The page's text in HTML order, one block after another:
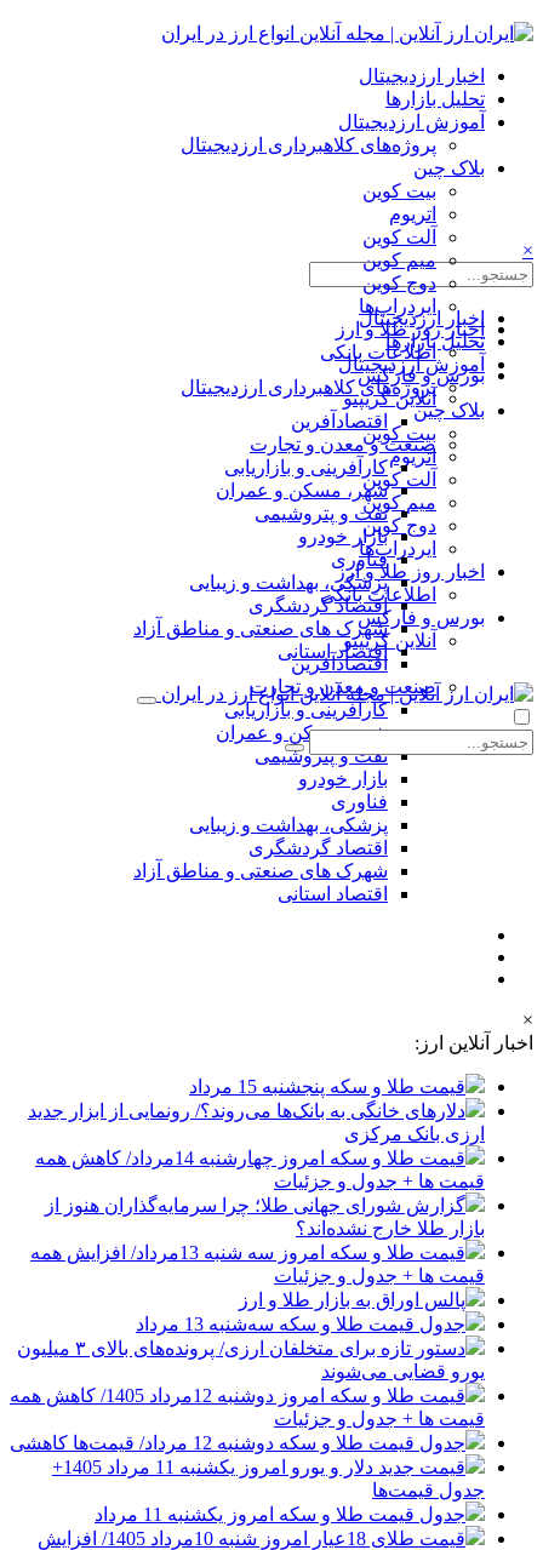
اخبار ارزدیجیتال
تحلیل بازارها
آموزش ارزدیجیتال
پروژه‌های کلاهبرداری ارزدیجیتال
بلاک چین
بیت کوین
اتریوم
آلت کوین
میم کوین‌
دوج کوین
ایردراپ‌ها
اخبار روز طلا و ارز
اطلاعات بانکی
بورس و فارکس
آنلاین کریپتو
اقتصادآفرین
صنعت و معدن و تجارت
کارآفرینی و بازاریابی
شهر، مسکن و عمران
نفت و پتروشیمی
بازار خودرو
فناوری
پزشکی، بهداشت و زیبایی
اقتصاد گردشگری
شهرک های صنعتی و مناطق آزاد
اقتصاد استانی
×
اخبار ارزدیجیتال
تحلیل بازارها
آموزش ارزدیجیتال
پروژه‌های کلاهبرداری ارزدیجیتال
بلاک چین
بیت کوین
اتریوم
آلت کوین
میم کوین‌
دوج کوین
ایردراپ‌ها
اخبار روز طلا و ارز
اطلاعات بانکی
بورس و فارکس
آنلاین کریپتو
اقتصادآفرین
صنعت و معدن و تجارت
کارآفرینی و بازاریابی
شهر، مسکن و عمران
نفت و پتروشیمی
بازار خودرو
فناوری
پزشکی، بهداشت و زیبایی
اقتصاد گردشگری
شهرک های صنعتی و مناطق آزاد
اقتصاد استانی
×
اخبار آنلاین ارز:
قیمت طلا و سکه پنجشنبه 15 مرداد
دلارهای خانگی به بانک‌ها می‌روند؟/ رونمایی از ابزار جدید
ارزی بانک مرکزی
قیمت طلا و سکه امروز چهارشنبه 14مرداد/ کاهش همه
قیمت ها + جدول و جزئیات
گزارش شورای جهانی طلا؛ چرا سرمایه‌گذاران هنوز از
بازار طلا خارج نشده‌اند؟
قیمت طلا و سکه امروز سه شنبه 13مرداد/ افزایش همه
قیمت ها + جدول و جزئیات
پالس اوراق به بازار طلا و ارز
جدول قیمت طلا و سکه سه‌شنبه 13 مرداد
دستور تازه برای متخلفان ارزی/ پرونده‌های بالای ۳ میلیون
یورو قضایی می‌شوند
قیمت طلا و سکه امروز دوشنبه 12مرداد 1405/ کاهش همه
قیمت ها + جدول و جزئیات
جدول قیمت طلا و سکه دوشنبه 12 مرداد/ قیمت‌ها کاهشی
قیمت جدید دلار و یورو امروز یکشنبه 11 مرداد 1405+
جدول قیمت‌ها
جدول قیمت طلا و سکه امروز یکشنبه 11 مرداد
قیمت طلای 18عیار امروز شنبه 10مرداد 1405/ افزایش